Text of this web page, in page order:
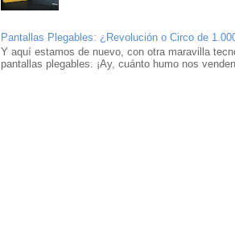
Pantallas Plegables: ¿Revolución o Circo de
Y aquí estamos de nuevo, con otra maravilla
pantallas plegables. ¡Ay, cuánto humo nos